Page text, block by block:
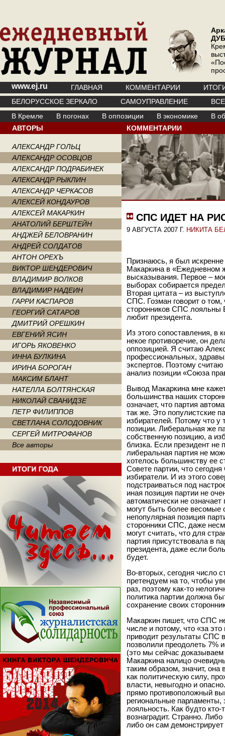
www.ej.ru ГЛАВНАЯ КОММЕНТАРИИ
БЕЛОРУССКОЕ ЗЕРКАЛО
САМОУПРАВЛЕНИЕ
В Кремле
В погонах В оппозиции В экономике
В
АВТОРЫ
АЛЕКСАНДР ГОЛЬЦ
АЛЕКСАНДР ОСОВЦОВ
АЛЕКСАНДР ПОДРАБИНЕК
АЛЕКСАНДР РЫКЛИН
АЛЕКСАНДР ЧЕРКАСОВ
АЛЕКСЕЙ КОНДАУРОВ
АЛЕКСЕЙ МАКАРКИН
АНАТОЛИЙ БЕРШТЕЙН
АНДЖЕЙ БЕЛОВРАНИН
АНДРЕЙ СОЛДАТОВ
АНТОН ОРЕХЪ
ВИКТОР ШЕНДЕРОВИЧ
ВЛАДИМИР ВОЛКОВ
ВЛАДИМИР НАДЕИН
ГАРРИ КАСПАРОВ
ГЕОРГИЙ САТАРОВ
ДМИТРИЙ ОРЕШКИН
ЕВГЕНИЙ ЯСИН
ИГОРЬ ЯКОВЕНКО
ИННА БУЛКИНА
ИРИНА БОРОГАН
МАКСИМ БЛАНТ
НАТЕЛЛА БОЛТЯНСКАЯ
НИКОЛАЙ СВАНИДЗЕ
ПЕТР ФИЛИППОВ
СВЕТЛАНА СОЛОДОВНИК
СЕРГЕЙ МИТРОФАНОВ
Все авторы
КОММЕНТАРИИ
СПС ИДЕТ НА
9 АВГУСТА 2007 Г. НИКИТА
Признаюсь, я был
Макаркина в «Ежедневном
высказывания. Первое –
выборах собирается
Вторая цитата – из
СПС. Гозман говорит о
сторонников СПС лояльны
любит президента.
Из этого сопоставления, в
некое противоречие, он
оппозицией. Я считаю
профессиональных,
экспертов. Поэтому
анализ позиции «Союза
Вывод Макаркина мне
большинства наших
означает, что партия
так же. Это популистские
избирателей. Потому что у
позиции. Либеральная же
собственную позицию, а
близка. Если президент не
либеральная партия не
хотелось большинству ее
Совете партии, что
избиратели. И из этого
подстраиваться под
иная позиция партии не
автоматически не
могут быть более весомые
непопулярная позиция
сторонники СПС, даже
могут считать, что для
партия присутствовала в
президента, даже если
будет.
Во-вторых, сегодня число
претендуем на то, чтобы
раз, поэтому как-то
политика партии должна
сохранение своих
Макаркин пишет, что СПС
числе и потому, что «за
приводит результаты СПС в
позволили преодолеть 7%
(это мы сейчас
Макаркина налицо
таким образом, значит,
как политическую силу,
власти, невыгодно и
прямо противоположный
региональные
лояльность. Как будто кто-
вознаградит. Странно.
либо он сам